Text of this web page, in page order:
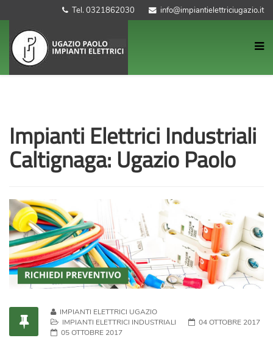
Tel. 0321862030 info@impiantielettriciugazio.it
Impianti Elettrici Industriali
Caltignaga: Ugazio Paolo
IMPIANTI ELETTRICI UGAZIO
IMPIANTI ELETTRICI INDUSTRIALI
04 OTTOBRE 2017
05 OTTOBRE 2017